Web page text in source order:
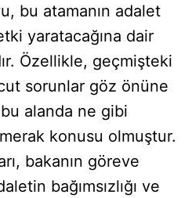
bu atamanın adalet
yaratacağına dair
Özellikle, geçmişteki
sorunlar göz önüne
bu alanda ne gibi
konusu olmuştur.
bakanın göreve
bağımsızlığı ve